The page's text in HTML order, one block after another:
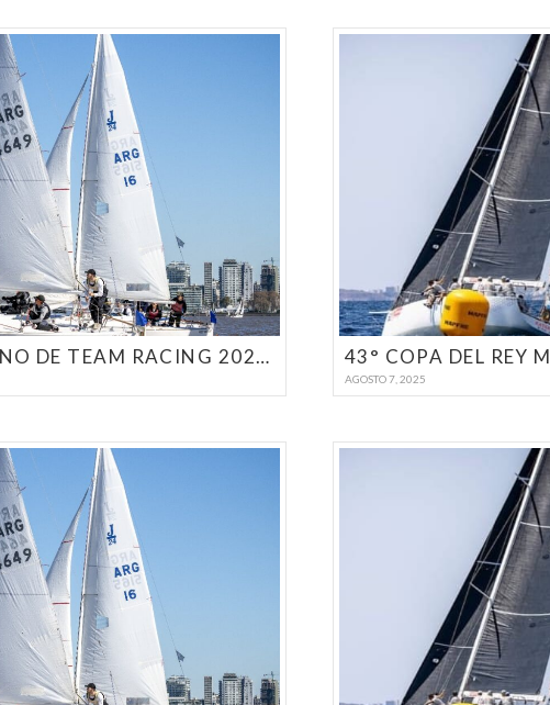
CAMPEONATO ARGENTINO DE TEAM RACING 2025 – POR EQUIPOS – CLASE J24 43° COPA DEL REY
AGOSTO 7, 2025